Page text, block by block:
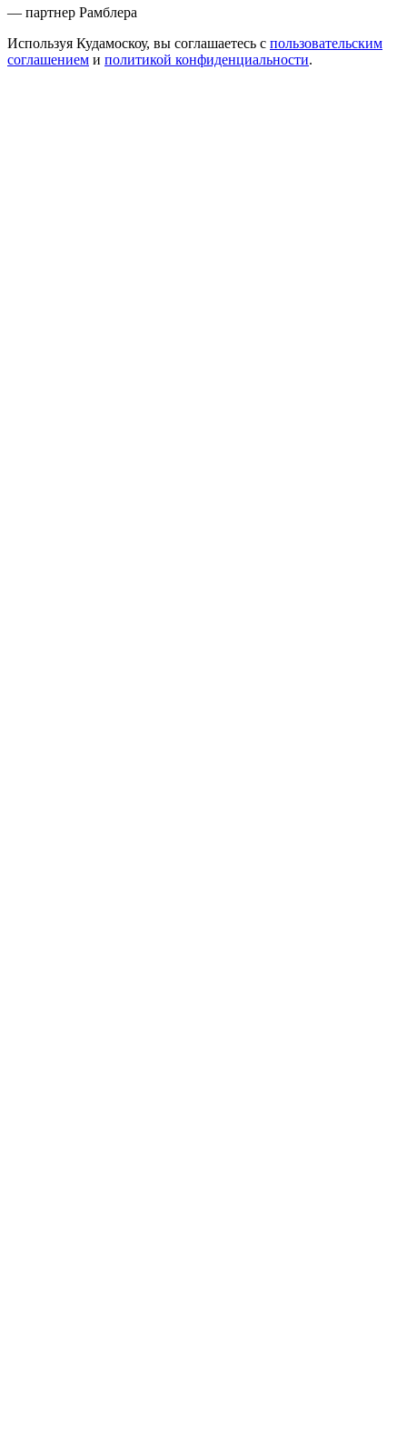
— партнер Рамблера
Используя Кудамоскоу, вы соглашаетесь с пользовательским
соглашением и политикой конфиденциальности.